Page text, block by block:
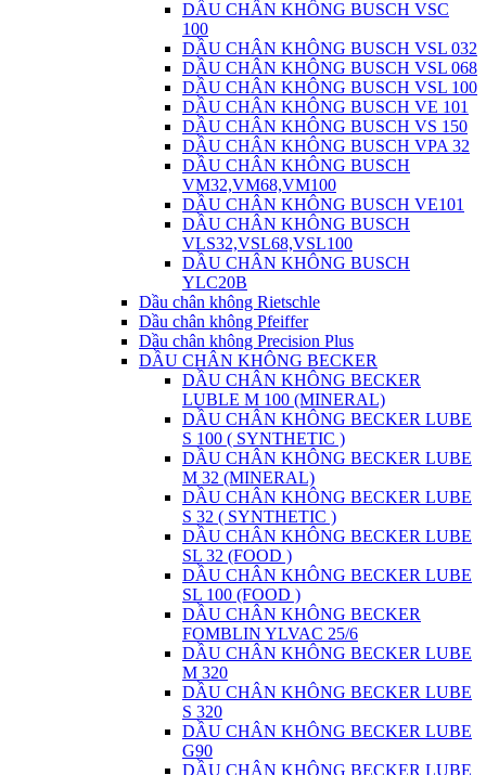
DẦU CHÂN KHÔNG BUSCH VSC
100
DẦU CHÂN KHÔNG BUSCH VSL 032
DẦU CHÂN KHÔNG BUSCH VSL 068
DẦU CHÂN KHÔNG BUSCH VSL 100
DẦU CHÂN KHÔNG BUSCH VE 101
DẦU CHÂN KHÔNG BUSCH VS 150
DẦU CHÂN KHÔNG BUSCH VPA 32
DẦU CHÂN KHÔNG BUSCH
VM32,VM68,VM100
DẦU CHÂN KHÔNG BUSCH VE101
DẦU CHÂN KHÔNG BUSCH
VLS32,VSL68,VSL100
DẦU CHÂN KHÔNG BUSCH
YLC20B
Dầu chân không Rietschle
Dầu chân không Pfeiffer
Dầu chân không Precision Plus
DẦU CHÂN KHÔNG BECKER
DẦU CHÂN KHÔNG BECKER
LUBLE M 100 (MINERAL)
DẦU CHÂN KHÔNG BECKER LUBE
S 100 ( SYNTHETIC )
DẦU CHÂN KHÔNG BECKER LUBE
M 32 (MINERAL)
DẦU CHÂN KHÔNG BECKER LUBE
S 32 ( SYNTHETIC )
DẦU CHÂN KHÔNG BECKER LUBE
SL 32 (FOOD )
DẦU CHÂN KHÔNG BECKER LUBE
SL 100 (FOOD )
DẦU CHÂN KHÔNG BECKER
FOMBLIN YLVAC 25/6
DẦU CHÂN KHÔNG BECKER LUBE
M 320
DẦU CHÂN KHÔNG BECKER LUBE
S 320
DẦU CHÂN KHÔNG BECKER LUBE
G90
DẦU CHÂN KHÔNG BECKER LUBE